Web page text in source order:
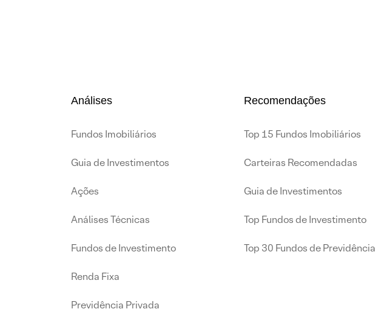
Análises
Fundos Imobiliários
Guia de Investimentos
Ações
Análises Técnicas
Fundos de Investimento
Renda Fixa
Previdência Privada
Recomendações
Top 15 Fundos Imobiliários
Carteiras Recomendadas
Guia de Investimentos
Top Fundos de Investimento
Top 30 Fundos de Previdência